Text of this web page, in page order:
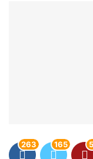
263 165